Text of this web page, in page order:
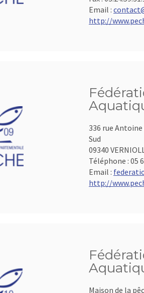
Email :
http://
336 rue
Sud
09340
Téléphone : 05
Email :
http://
Maison de la